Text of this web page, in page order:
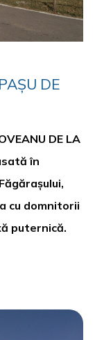
DE
DE LA
în
cu domnitorii
puternică.